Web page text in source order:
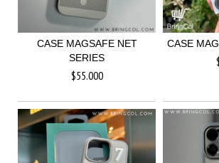
CASE MAGSAFE NET
SERIES
$55.000
CASE